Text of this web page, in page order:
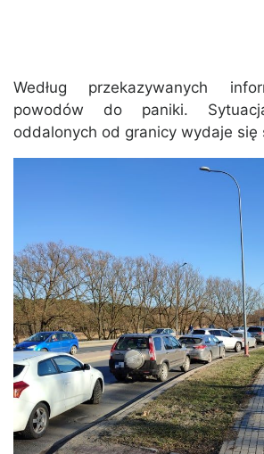
Według przekazywanych
powodów do paniki.
oddalonych od granicy wydaje się